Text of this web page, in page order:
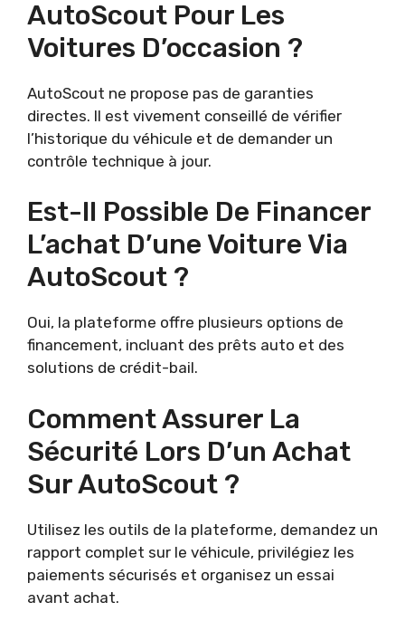
AutoScout Pour Les
Voitures D’occasion ?
AutoScout ne propose pas de garanties
directes. Il est vivement conseillé de vérifier
l’historique du véhicule et de demander un
contrôle technique à jour.
Est-Il Possible De Financer
L’achat D’une Voiture Via
AutoScout ?
Oui, la plateforme offre plusieurs options de
financement, incluant des prêts auto et des
solutions de crédit-bail.
Comment Assurer La
Sécurité Lors D’un Achat
Sur AutoScout ?
Utilisez les outils de la plateforme, demandez un
rapport complet sur le véhicule, privilégiez les
paiements sécurisés et organisez un essai
avant achat.